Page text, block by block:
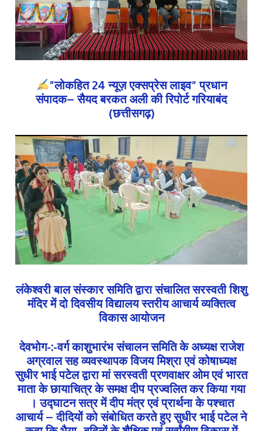
”लोकहित 24 न्यूज़ एक्सप्रेस लाइव” प्रधान
संपादक– सैयद बरकत अली की रिपोर्ट गरियाबंद
(छत्तीसगढ़)
लंकेश्वरी बाल संस्कार समिति द्वारा संचालित सरस्वती शिशु
मंदिर में दो दिवसीय विद्यालय स्तरीय आचार्य व्यक्तित्व
विकास आयोजन
देवभोग-:-वर्ग काशुभारंभ संचालन समिति के अध्यक्ष राजेश
अग्रवाल सह व्यवस्थापक विजय मिश्रा एवं कोषाध्यक्ष
सुधीर भाई पटेल द्वारा मां सरस्वती प्रणवाक्षर ओम एवं भारत
माता के छायाचित्र के समक्ष दीप प्रज्वलित कर किया गया
। उद्घाटन सत्र में दीप मंत्र एवं प्रार्थना के पश्चात
आचार्य – दीदियों को संबोधित करते हुए सुधीर भाई पटेल ने